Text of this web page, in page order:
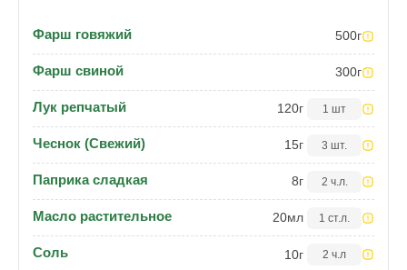
Фарш говяжий 500г
Фарш свиной 300г
Лук репчатый 120г 1 шт
Чеснок (Свежий) 15г 3 шт.
Паприка сладкая 8г 2 ч.л.
Масло растительное 20мл 1 ст.л.
Соль 10г 2 ч.л